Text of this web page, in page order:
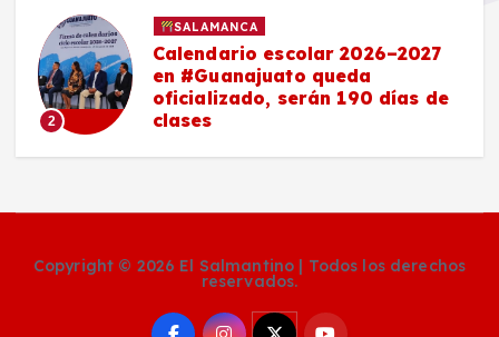
2
SALAMANCA
Calendario escolar 2026–2027
en #Guanajuato queda
oficializado, serán 190 días de
clases
Copyright © 2026 El Salmantino | Todos los derechos
reservados.